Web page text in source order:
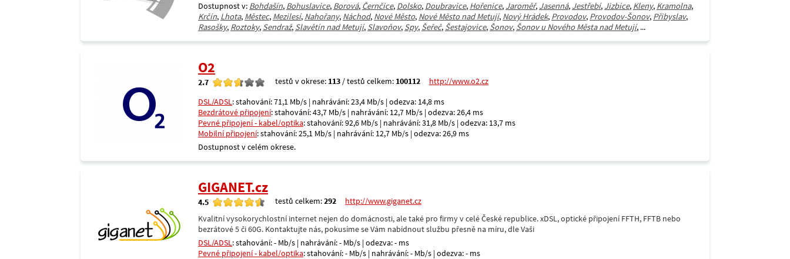
Dostupnost v: Bohdašín, Bohuslavice, Borová, Černčice, Dolsko, Doubravice, Hořenice, Jaroměř, Jasenná, Jestřebí, Jizbice, Kleny, Kramolna,
Krčín, Lhota, Městec, Mezilesí, Nahořany, Náchod, Nové Město, Nové Město nad Metují, Nový Hrádek, Provodov, Provodov-Šonov, Přibyslav,
Rasošky, Roztoky, Sendraž, Slavětín nad Metují, Slavoňov, Spy, Šeřeč, Šestajovice, Šonov, Šonov u Nového Města nad Metují, ...
O2
2.7 testů v okrese: 113 / testů celkem: 100112
http://www.o2.cz
DSL/ADSL: stahování: 71,1 Mb/s | nahrávání: 23,4 Mb/s | odezva: 14,8 ms
Bezdrátové připojení: stahování: 43,7 Mb/s | nahrávání: 12,7 Mb/s | odezva: 26,4 ms
Pevné připojení - kabel/optika: stahování: 92,6 Mb/s | nahrávání: 31,8 Mb/s | odezva: 13,7 ms
Mobilní připojení: stahování: 25,1 Mb/s | nahrávání: 12,7 Mb/s | odezva: 26,9 ms
Dostupnost v celém okrese.
GIGANET.cz
4.5 testů celkem:292
http://www.giganet.cz
Kvalitní vysokorychlostní internet nejen do domácnosti, ale také pro firmy v celé České republice. xDSL, optické připojení FFTH, FFTB nebo
bezrátové 5 či 60G. Kontaktujte nás, pokusíme se Vám nabídnout službu přesně na míru, dle Vaši
DSL/ADSL: stahování: - Mb/s | nahrávání: - Mb/s | odezva: - ms
Pevné připojení - kabel/optika: stahování: - Mb/s | nahrávání: - Mb/s | odezva: - ms